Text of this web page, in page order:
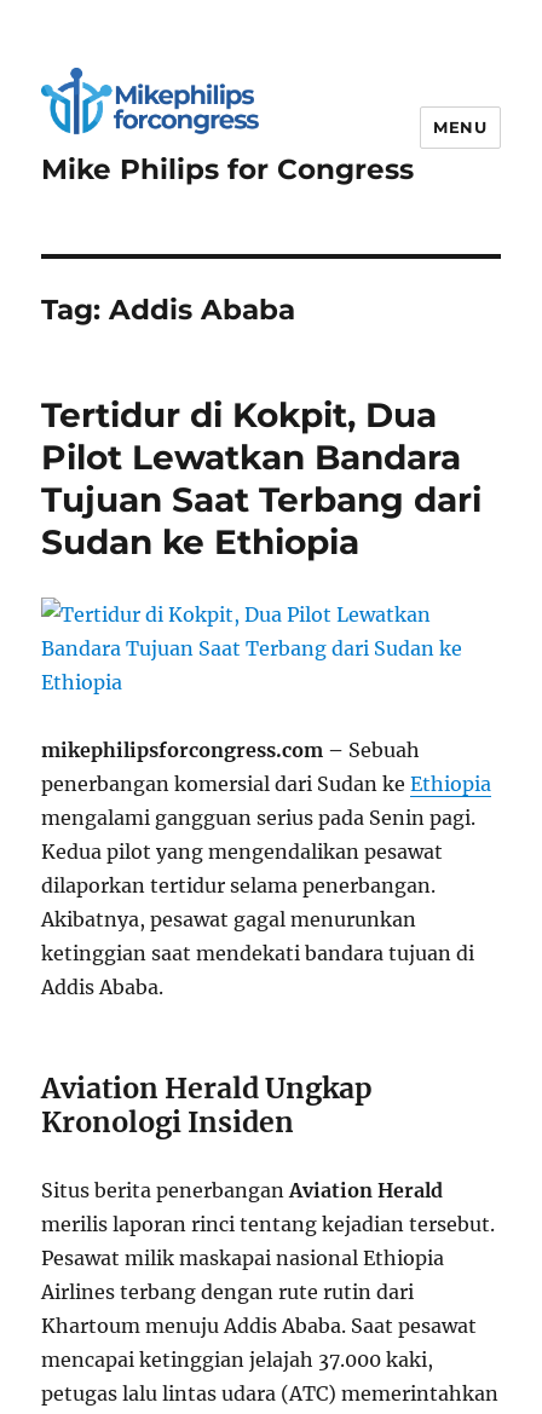
Mike Philips for Congress
MENU
Tag:Addis Ababa
Tertidur di Kokpit, Dua
Pilot Lewatkan Bandara
Tujuan Saat Terbang dari
Sudan ke Ethiopia
mikephilipsforcongress.com – Sebuah
penerbangan komersial dari Sudan keEthiopia
mengalami gangguan serius pada Senin pagi.
Kedua pilot yang mengendalikan pesawat
dilaporkan tertidur selama penerbangan.
Akibatnya, pesawat gagal menurunkan
ketinggian saat mendekati bandara tujuan di
Addis Ababa.
Aviation Herald Ungkap
Kronologi Insiden
Situs berita penerbanganAviation Herald
merilis laporan rinci tentang kejadian tersebut.
Pesawat milik maskapai nasional Ethiopia
Airlines terbang dengan rute rutin dari
Khartoum menuju Addis Ababa. Saat pesawat
mencapai ketinggian jelajah 37.000 kaki,
petugas lalu lintas udara (ATC) memerintahkan